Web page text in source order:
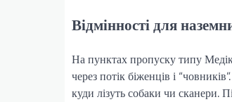
Відмінності для
На пунктах пропуску типу
через потік біженців і
куди лізуть собаки чи